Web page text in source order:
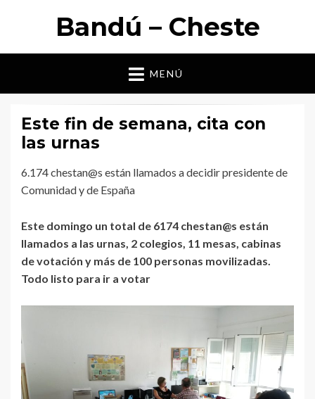
Bandú – Cheste
MENÚ
Este fin de semana, cita con
las urnas
6.174 chestan@s están llamados a decidir presidente de
Comunidad y de España
Este domingo un total de 6174 chestan@s están
llamados a las urnas, 2 colegios, 11 mesas, cabinas
de votación y más de 100 personas movilizadas.
Todo listo para ir a votar